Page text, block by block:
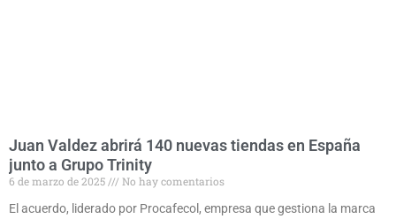
Juan Valdez abrirá 140 nuevas tiendas en España
junto a Grupo Trinity
6 de marzo de 2025
No hay comentarios
El acuerdo, liderado por Procafecol, empresa que gestiona la marca